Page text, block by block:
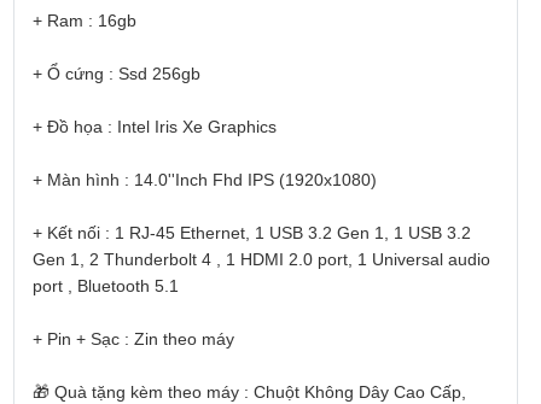
+ Ram : 16gb
+ Ổ cứng : Ssd 256gb
+ Đồ họa : Intel Iris Xe Graphics
+ Màn hình : 14.0''Inch Fhd IPS (1920x1080)
+ Kết nối : 1 RJ-45 Ethernet, 1 USB 3.2 Gen 1, 1 USB 3.2
Gen 1, 2 Thunderbolt 4 , 1 HDMI 2.0 port, 1 Universal audio
port , Bluetooth 5.1
+ Pin + Sạc : Zin theo máy
🎁 Quà tặng kèm theo máy : Chuột Không Dây Cao Cấp,